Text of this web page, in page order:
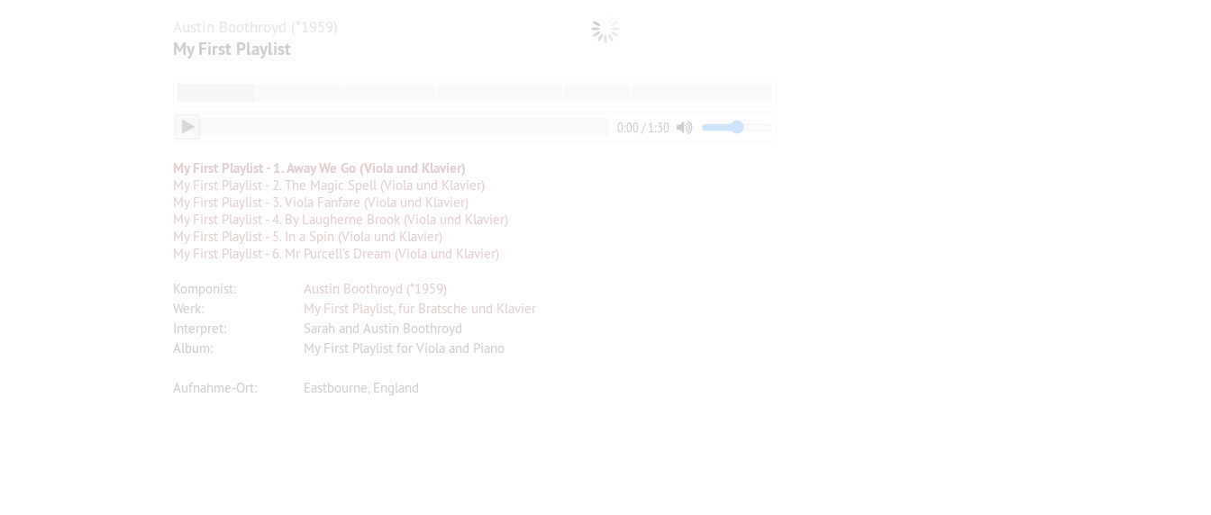
Austin Boothroyd (*1959)
My First Playlist
0:00 / 1:30
My First Playlist - 1. Away We Go (Viola und Klavier)
My First Playlist - 2. The Magic Spell (Viola und Klavier)
My First Playlist - 3. Viola Fanfare (Viola und Klavier)
My First Playlist - 4. By Laugherne Brook (Viola und Klavier)
My First Playlist - 5. In a Spin (Viola und Klavier)
My First Playlist - 6. Mr Purcell’s Dream (Viola und Klavier)
Komponist:
Austin Boothroyd (*1959)
Werk:
My First Playlist, für Bratsche und Klavier
Interpret:
Sarah and Austin Boothroyd
Album:
My First Playlist for Viola and Piano
Aufnahme-Ort: Eastbourne, England